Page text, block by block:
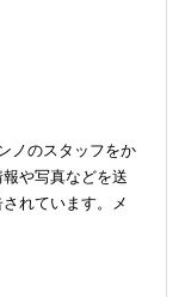
ノのスタッフをか
や写真などを送
れています。メ